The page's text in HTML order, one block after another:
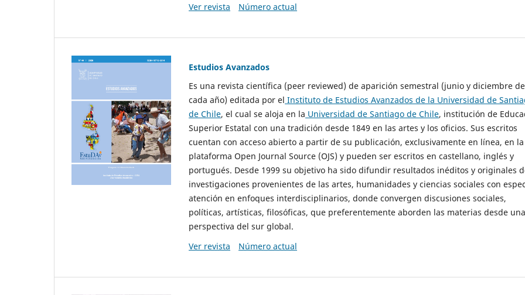
Ver revista
Número actual
Estudios Avanzados
Es una revista científica (peer reviewed) de aparición semestral (junio y diciembre de
cada año) editada por el Instituto de Estudios Avanzados de la Universidad de
de Chile, el cual se aloja en la Universidad de Santiago de Chile, institución de
Superior Estatal con una tradición desde 1849 en las artes y los oficios. Sus escritos
cuentan con acceso abierto a partir de su publicación, exclusivamente en línea, en la
plataforma Open Journal Source (OJS) y pueden ser escritos en castellano, inglés y
portugués. Desde 1999 su objetivo ha sido difundir resultados inéditos y originales
investigaciones provenientes de las artes, humanidades y ciencias sociales con
atención en enfoques interdisciplinarios, donde convergen discusiones sociales,
políticas, artísticas, filosóficas, que preferentemente aborden las materias desde una
perspectiva del sur global.
Ver revista
Número actual